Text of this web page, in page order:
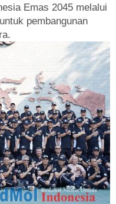
Emas 2045 melalui
pembangunan